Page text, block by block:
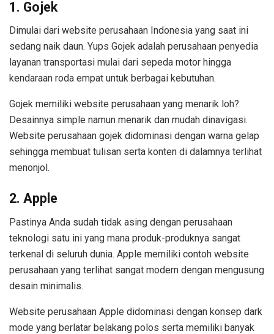
1. Gojek
Dimulai dari website perusahaan Indonesia yang saat ini
sedang naik daun. Yups Gojek adalah perusahaan penyedia
layanan transportasi mulai dari sepeda motor hingga
kendaraan roda empat untuk berbagai kebutuhan.
Gojek memiliki website perusahaan yang menarik loh?
Desainnya simple namun menarik dan mudah dinavigasi.
Website perusahaan gojek didominasi dengan warna gelap
sehingga membuat tulisan serta konten di dalamnya terlihat
menonjol.
2. Apple
Pastinya Anda sudah tidak asing dengan perusahaan
teknologi satu ini yang mana produk-produknya sangat
terkenal di seluruh dunia. Apple memiliki contoh website
perusahaan yang terlihat sangat modern dengan mengusung
desain minimalis.
Website perusahaan Apple didominasi dengan konsep dark
mode yang berlatar belakang polos serta memiliki banyak